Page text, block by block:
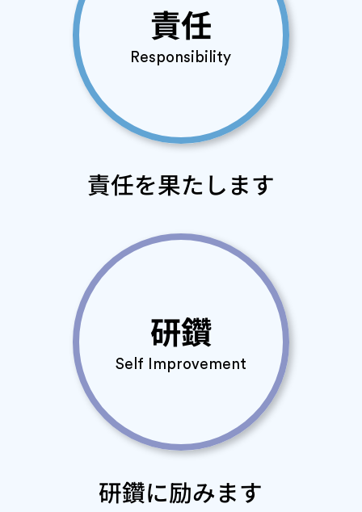
責任
Responsibility
責任を果たします
研鑽
Self Improvement
研鑽に励みます